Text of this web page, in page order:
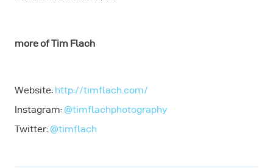
more of Tim Flach
Website: http://timflach.com/
Instagram:@timflachphotography
Twitter:@timflach